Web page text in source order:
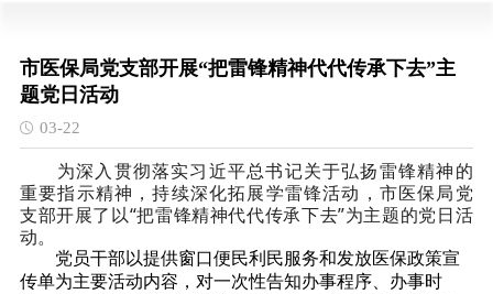
市医保局党支部开展“把雷锋精神代代传承下去”主
题党日活动
03-22
为深入贯彻落实习近平总书记关于弘扬雷锋精神的
重要指示精神，持续深化拓展学雷锋活动，市医保局党
支部开展了以“把雷锋精神代代传承下去”为主题的党日活
动。
党员干部以提供窗口便民利民服务和发放医保政策宣
传单为主要活动内容，对一次性告知办事程序、办事时